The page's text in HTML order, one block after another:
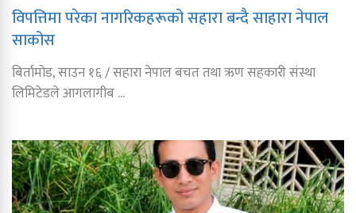
विपत्तिमा परेका नागरिकहरूको सहारा बन्दै साहारा नेपाल
साकोस
बिर्तामोड, साउन १६ / सहारा नेपाल बचत तथा ऋण सहकारी संस्था
लिमिटेडले आगलागीब ...